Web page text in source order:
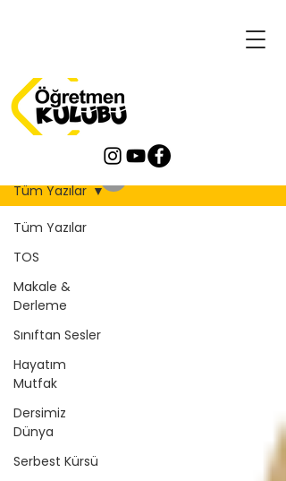
Tüm Yazılar
TOS
Makale &
Derleme
Sınıftan Sesler
Hayatım
Mutfak
Dersimiz
Dünya
Serbest Kürsü
Tüm Yazılar